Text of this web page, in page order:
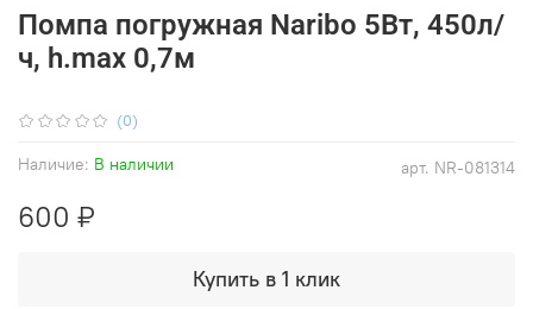
(0)
арт. NR-081314
Наличие: В наличии
Помпа погружная Naribo 5Вт, 450л/
ч, h.max 0,7м
600 ₽
Купить в 1 клик